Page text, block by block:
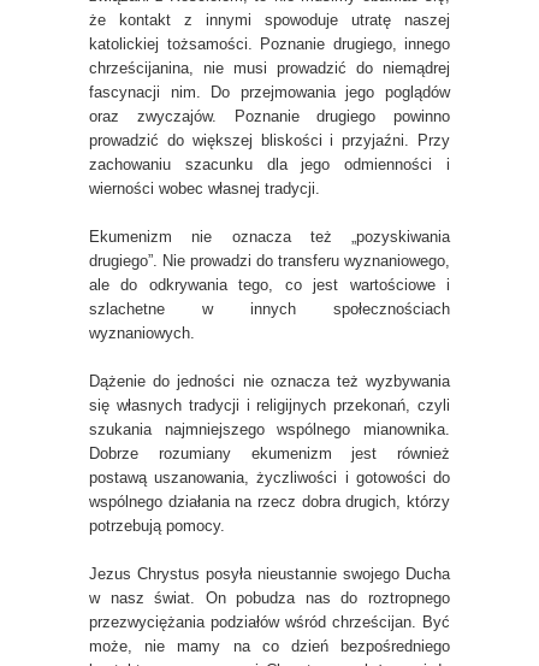
że kontakt z innymi spowoduje utratę naszej
katolickiej tożsamości. Poznanie drugiego, innego
chrześcijanina, nie musi prowadzić do niemądrej
fascynacji nim. Do przejmowania jego poglądów
oraz zwyczajów. Poznanie drugiego powinno
prowadzić do większej bliskości i przyjaźni. Przy
zachowaniu szacunku dla jego odmienności i
wierności wobec własnej tradycji.
Ekumenizm nie oznacza też „pozyskiwania
drugiego”. Nie prowadzi do transferu wyznaniowego,
ale do odkrywania tego, co jest wartościowe i
szlachetne w innych społecznościach
wyznaniowych.
Dążenie do jedności nie oznacza też wyzbywania
się własnych tradycji i religijnych przekonań, czyli
szukania najmniejszego wspólnego mianownika.
Dobrze rozumiany ekumenizm jest również
postawą uszanowania, życzliwości i gotowości do
wspólnego działania na rzecz dobra drugich, którzy
potrzebują pomocy.
Jezus Chrystus posyła nieustannie swojego Ducha
w nasz świat. On pobudza nas do roztropnego
przezwyciężania podziałów wśród chrześcijan. Być
może, nie mamy na co dzień bezpośredniego